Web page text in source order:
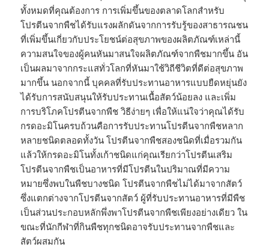
ทั้งหมดที่คุณต้องการ การเพิ่มขึ้นของตลาดโลกสำหรับ
โปรตีนจากพืชได้รับแรงผลักดันจากการรับรู้ของสาธารณชน
ที่เพิ่มขึ้นเกี่ยวกับประโยชน์ต่อสุขภาพของผลิตภัณฑ์เหล่านี้
ความสนใจของผู้คนหันมาสนใจผลิตภัณฑ์จากพืชมากขึ้น อัน
เป็นผลมาจากกระแสทั่วโลกที่หันมาใช้วิถีชีวิตที่ดีต่อสุขภาพ
มากขึ้น นอกจากนี้ บุคคลที่รับประทานอาหารแบบยืดหยุ่นยัง
ได้รับการสนับสนุนให้รับประทานเนื้อสัตว์น้อยลง และเพิ่ม
การบริโภคโปรตีนจากพืช วิธีง่ายๆ เพื่อให้แน่ใจว่าคุณได้รับ
กรดอะมิโนครบถ้วนคือการรับประทานโปรตีนจากพืชหลาก
หลายชนิดตลอดทั้งวัน โปรตีนจากพืชสองชนิดที่เมื่อรวมกัน
แล้วให้กรดอะมิโนทั้งเก้าชนิดแก่คุณเรียกว่าโปรตีนเสริม
โปรตีนจากพืชเป็นอาหารที่มีโปรตีนในปริมาณที่มีความ
หมายซึ่งพบในพืชบางชนิด โปรตีนจากพืชไม่ได้มาจากสัตว์
ซึ่งแตกต่างจากโปรตีนจากสัตว์ ผู้ที่รับประทานอาหารที่มีพืช
เป็นส่วนประกอบหลักพึ่งพาโปรตีนจากพืชเพียงอย่างเดียว ใน
ขณะที่นักกีฬาที่กินพืชทุกชนิดอาจรับประทานจากพืชและ
สัตว์ผสมกัน